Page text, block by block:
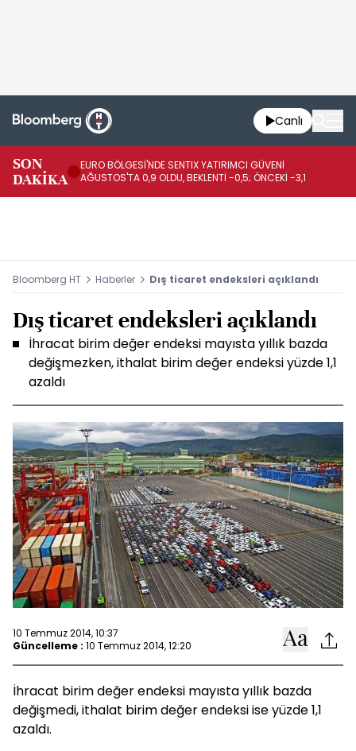
Canlı
SON
DAKİKA
EURO BÖLGESİ'NDE SENTIX YATIRIMCI GÜVENİ
AĞUSTOS'TA 0,9 OLDU, BEKLENTİ -0,5; ÖNCEKİ -3,1
Bloomberg HT Haberler Dış ticaret endeksleri açıklandı
Dış ticaret endeksleri açıklandı
İhracat birim değer endeksi mayısta yıllık bazda
değişmezken, ithalat birim değer endeksi yüzde 1,1
azaldı
10 Temmuz 2014, 10:37
Güncelleme : 10 Temmuz 2014, 12:20
İhracat birim değer endeksi mayısta yıllık bazda
değişmedi, ithalat birim değer endeksi ise yüzde 1,1
azaldı.